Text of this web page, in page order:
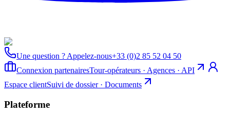
Une question ? Appelez-nous+33 (0)2 85 52 04 50
Connexion partenairesTour-opérateurs · Agences · API
Espace clientSuivi de dossier · Documents
Plateforme